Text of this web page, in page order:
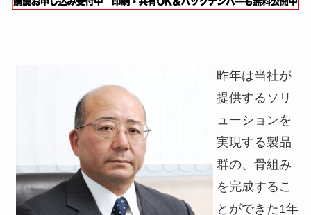
昨年は当社が
提供するソリ
ューションを
実現する製品
群の、骨組み
を完成するこ
とができた1年